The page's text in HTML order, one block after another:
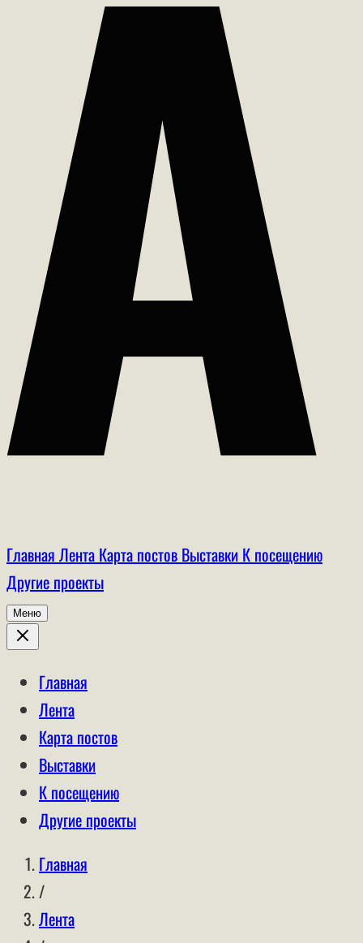
Главная Лента Карта постов Выставки К посещению
Другие проекты
Меню
Главная
Лента
Карта постов
Выставки
К посещению
Другие проекты
Главная
/
Лента